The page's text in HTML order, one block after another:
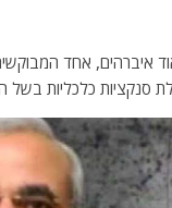
איברהים, אחד
סנקציות כלכליות בשל